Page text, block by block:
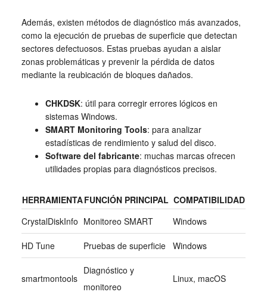
Además, existen métodos de diagnóstico más avanzados,
como la ejecución de pruebas de superficie que detectan
sectores defectuosos. Estas pruebas ayudan a aislar
zonas problemáticas y prevenir la pérdida de datos
mediante la reubicación de bloques dañados.
CHKDSK: útil para corregir errores lógicos en
sistemas Windows.
SMART Monitoring Tools: para analizar
estadísticas de rendimiento y salud del disco.
Software del fabricante: muchas marcas ofrecen
utilidades propias para diagnósticos precisos.
HERRAMIENTAFUNCIÓN PRINCIPAL COMPATIBILIDAD
CrystalDiskInfo Monitoreo SMART Windows
HD Tune Pruebas de superficie Windows
smartmontools
Diagnóstico y
monitoreo
Linux, macOS